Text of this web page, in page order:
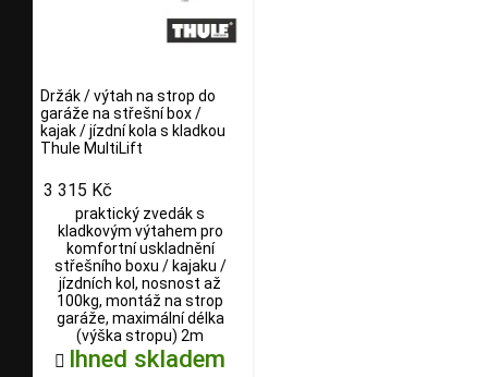
Držák / výtah na strop do
garáže na střešní box /
kajak / jízdní kola s kladkou
Thule MultiLift
3 315 Kč
praktický zvedák s
kladkovým výtahem pro
komfortní uskladnění
střešního boxu / kajaku /
jízdních kol, nosnost až
100kg, montáž na strop
garáže, maximální délka
(výška stropu) 2m
 Ihned skladem